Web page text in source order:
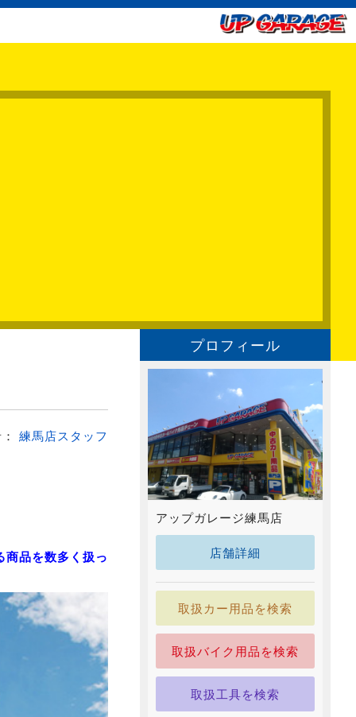
練馬店スタッフ
商品を数多く扱っ
プロフィール
アップガレージ練馬店
店舗詳細
取扱カー用品を検索
取扱バイク用品を検索
取扱工具を検索